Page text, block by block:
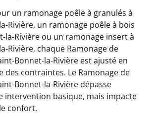
un ramonage poêle à granulés à
Rivière, un ramonage poêle à bois
la-Rivière ou un ramonage insert à
Rivière, chaque Ramonage de
Bonnet-la-Rivière est ajusté en
des contraintes. Le Ramonage de
Bonnet-la-Rivière dépasse
intervention basique, mais impacte
confort.